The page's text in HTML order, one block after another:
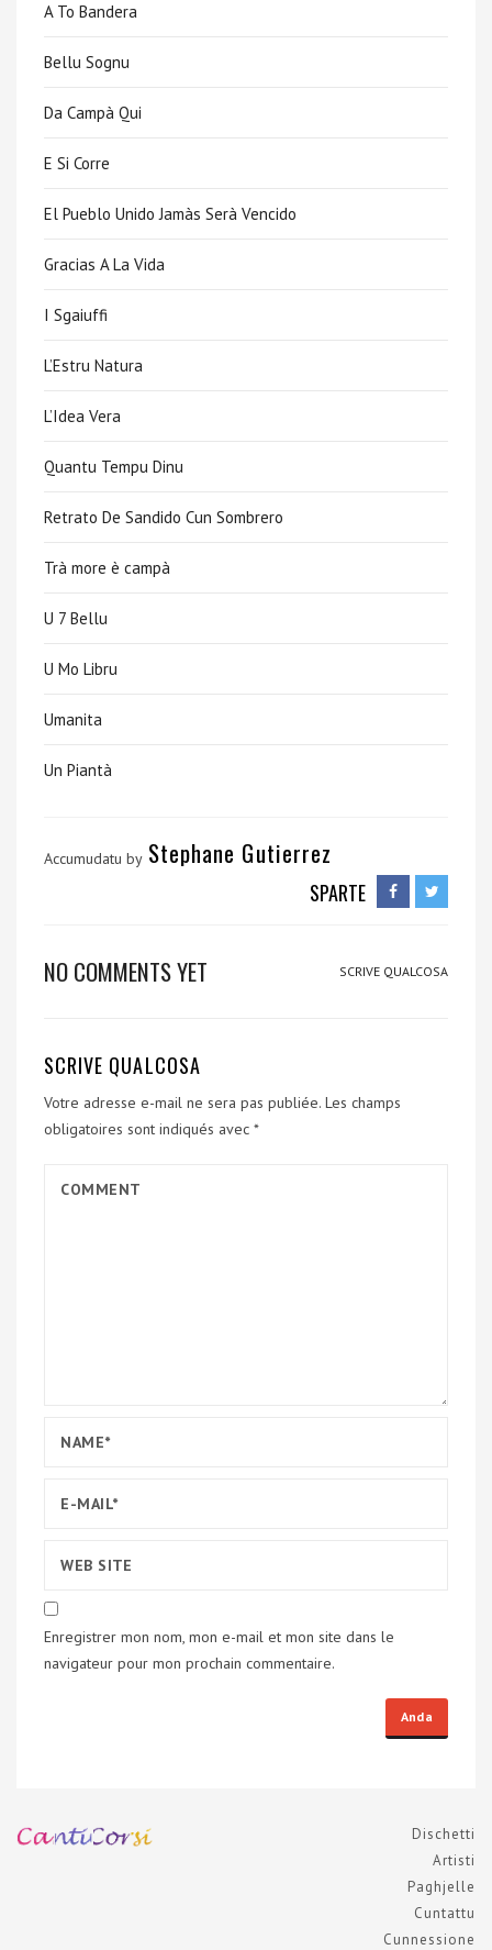
A To Bandera
Bellu Sognu
Da Campà Qui
E Si Corre
El Pueblo Unido Jamàs Serà Vencido
Gracias A La Vida
I Sgaiuffi
L’Estru Natura
L’Idea Vera
Quantu Tempu Dinu
Retrato De Sandido Cun Sombrero
Trà more è campà
U 7 Bellu
U Mo Libru
Umanita
Un Piantà
Accumudatu by Stephane Gutierrez
SPARTE
NO COMMENTS YET SCRIVE QUALCOSA
SCRIVE QUALCOSA
Votre adresse e-mail ne sera pas publiée. Les champs
obligatoires sont indiqués avec *
Enregistrer mon nom, mon e-mail et mon site dans le
navigateur pour mon prochain commentaire.
Dischetti
Artisti
Paghjelle
Cuntattu
Cunnessione